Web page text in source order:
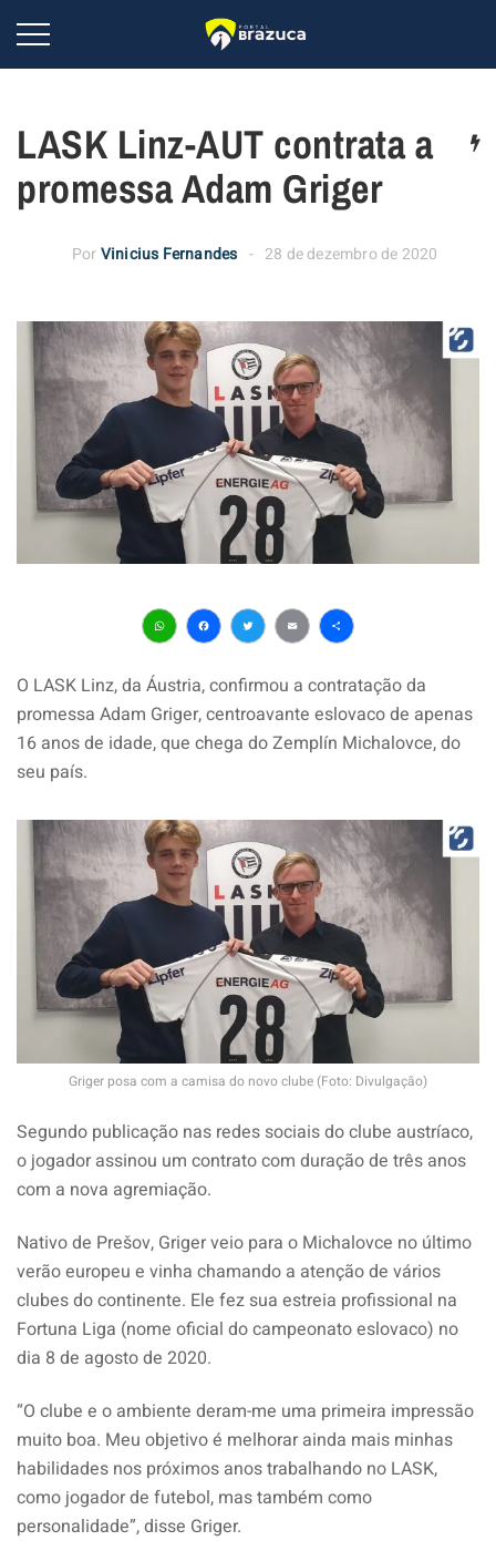
LASK Linz-AUT contrata a
promessa Adam Griger
PorVinicius Fernandes 28 de dezembro de 2020
WhatsApp
Facebook
Twitter
EmailShare
O LASK Linz, da Áustria, confirmou a contratação da
promessa Adam Griger, centroavante eslovaco de apenas
16 anos de idade, que chega do Zemplín Michalovce, do
seu país.
Griger posa com a camisa do novo clube (Foto: Divulgação)
Segundo publicação nas redes sociais do clube austríaco,
o jogador assinou um contrato com duração de três anos
com a nova agremiação.
Nativo de Prešov, Griger veio para o Michalovce no último
verão europeu e vinha chamando a atenção de vários
clubes do continente. Ele fez sua estreia profissional na
Fortuna Liga (nome oficial do campeonato eslovaco) no
dia 8 de agosto de 2020.
“O clube e o ambiente deram-me uma primeira impressão
muito boa. Meu objetivo é melhorar ainda mais minhas
habilidades nos próximos anos trabalhando no LASK,
como jogador de futebol, mas também como
personalidade”, disse Griger.